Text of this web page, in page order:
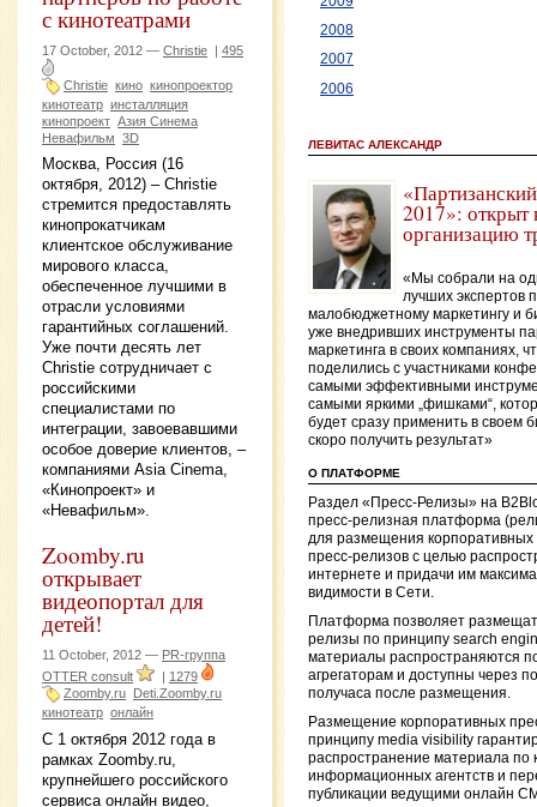
с кинотеатрами
17 October, 2012 — Christie | 495
Christie кино кинопроектор
кинотеатр инсталляция
кинопроект Азия Синема
Невафильм 3D
Москва, Россия (16
октября, 2012) – Christie
стремится предоставлять
кинопрокатчикам
клиентское обслуживание
мирового класса,
обеспеченное лучшими в
отрасли условиями
гарантийных соглашений.
Уже почти десять лет
Christie сотрудничает с
российскими
специалистами по
интеграции, завоевавшими
особое доверие клиентов, –
компаниями Asia Cinema,
«Кинопроект» и
«Невафильм».
Zoomby.ru
открывает
видеопортал для
детей!
11 October, 2012 — PR-группа
OTTER consult
| 1279
Zoomby.ru Deti.Zoomby.ru
кинотеатр онлайн
С 1 октября 2012 года в
рамках Zoomby.ru,
крупнейшего российского
сервиса онлайн видео,
2008
2007
2006
ЛЕВИТАС АЛЕКСАНДР
2017»: открыт
организацию
«Мы собрали на
лучших экспертов
малобюджетному маркетингу и
уже внедривших инструменты
маркетинга в своих компаниях,
поделились с участниками
самыми эффективными
самыми яркими „фишками“,
будет сразу применить в своем
скоро получить результат»
О ПЛАТФОРМЕ
Раздел «Пресс-Релизы» на
пресс-релизная платформа
для размещения корпоративных
пресс-релизов с целью
интернете и придачи им
видимости в Сети.
Платформа позволяет
релизы по принципу search
материалы распространяются
агрегаторам и доступны через
получаса после размещения.
Размещение корпоративных
принципу media visibility
распространение материала по
информационных агентств и
публикации ведущими онлайн